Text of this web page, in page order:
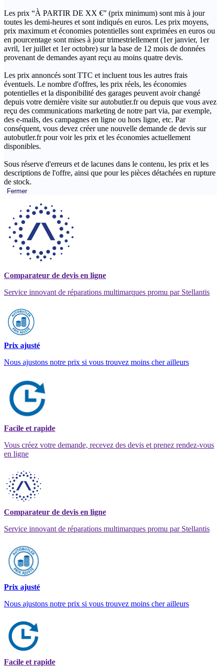
Les prix “À PARTIR DE XX €” (prix minimum) sont mis à jour
toutes les demi-heures et sont indiqués en euros. Les prix moyens,
prix maximum et économies potentielles sont exprimées en euros ou
en pourcentage sont mises à jour trimestriellement (1er janvier, 1er
avril, 1er juillet et 1er octobre) sur la base de 12 mois de données
provenant de demandes ayant reçu au moins quatre devis.
Les prix annoncés sont TTC et incluent tous les autres frais
éventuels. Le nombre d'offres, les prix réels, les économies
potentielles et la disponibilité des garages peuvent avoir changé
depuis votre dernière visite sur autobutler.fr ou depuis que vous avez
reçu des communications marketing de notre part via, par exemple,
des e-mails, des campagnes en ligne ou hors ligne, etc. Par
conséquent, vous devez créer une nouvelle demande de devis sur
autobutler.fr pour voir les prix et les économies actuellement
disponibles.
Sous réserve d'erreurs et de lacunes dans le contenu, les prix et les
descriptions de l'offre, ainsi que pour les pièces détachées en rupture
de stock.
Fermer
Comparateur de devis en ligne
Service innovant de réparations multimarques promu par Stellantis
Prix ajusté
Nous ajustons notre prix si vous trouvez moins cher ailleurs
Facile et rapide
Vous créez votre demande, recevez des devis et prenez rendez-vous
en ligne
Comparateur de devis en ligne
Service innovant de réparations multimarques promu par Stellantis
Prix ajusté
Nous ajustons notre prix si vous trouvez moins cher ailleurs
Facile et rapide